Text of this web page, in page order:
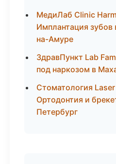
МедиЛаб Clinic
Имплантация
на-Амуре
ЗдравПункт Lab
под наркозом в
Стоматология
Ортодонтия и
Петербург